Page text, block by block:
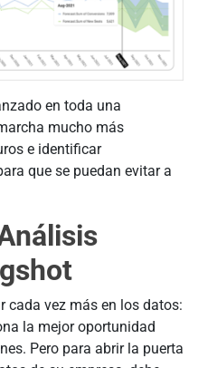
en toda una
mucho más
e identificar
que se puedan evitar a
cada vez más en los datos:
la mejor oportunidad
Pero para abrir la puerta